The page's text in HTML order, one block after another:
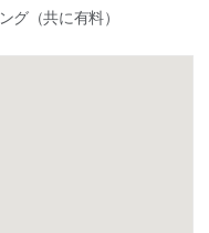
グ（共に有料）